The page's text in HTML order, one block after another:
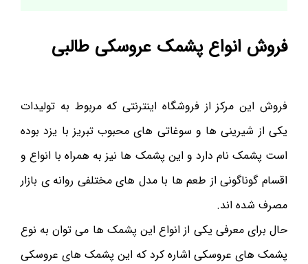
فروش انواع پشمک عروسکی طالبی
فروش این مرکز از فروشگاه اینترنتی که مربوط به تولیدات
یکی از شیرینی ها و سوغاتی های محبوب تبریز با یزد بوده
است پشمک نام دارد و این پشمک ها نیز به همراه با انواع و
اقسام گوناگونی از طعم ها با مدل های مختلفی روانه ی بازار
مصرف شده اند.
حال برای معرفی یکی از انواع این پشمک ها می توان به نوع
پشمک های عروسکی اشاره کرد که این پشمک های عروسکی